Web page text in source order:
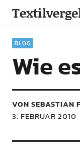
BLOG
Wie
VON SEBASTIAN
3. FEBRUAR 2010